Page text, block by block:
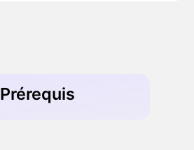
Prérequis